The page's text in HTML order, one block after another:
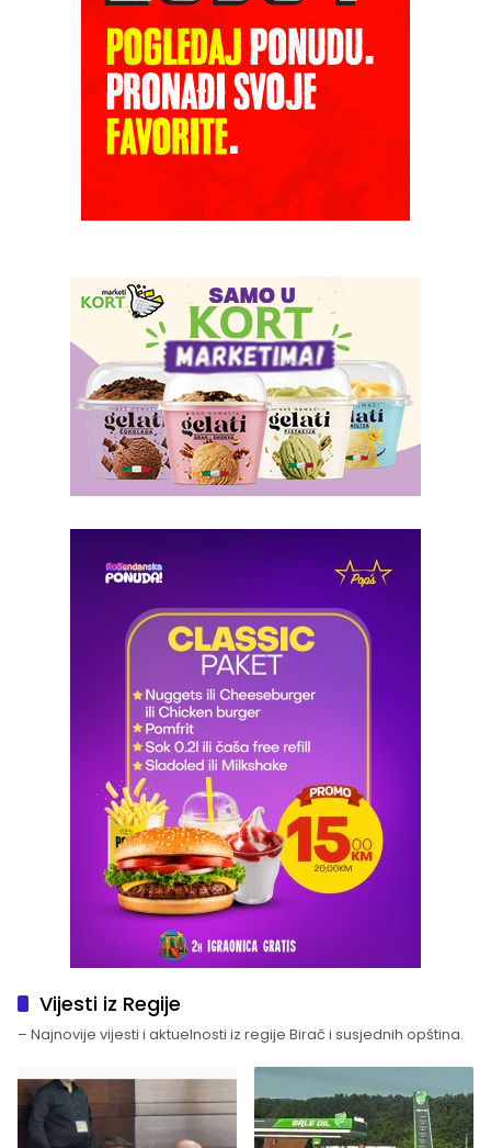
Vijesti iz Regije
– Najnovije vijesti i aktuelnosti iz regije Birač i susjednih opština.